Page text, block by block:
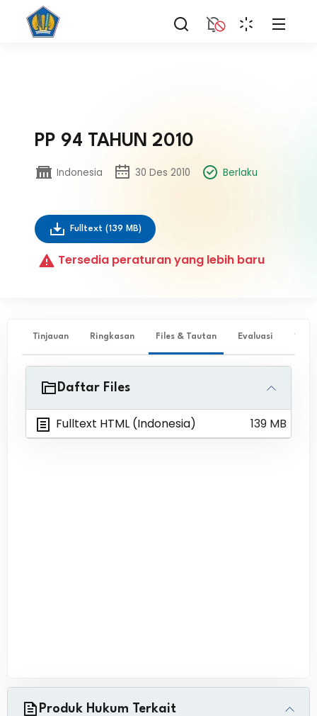
PP 94 TAHUN 2010
Indonesia 30 Des 2010 Berlaku
Fulltext (139 MB)
Tersedia peraturan yang lebih baru
Tinjauan Ringkasan Files & Tautan Evaluasi ✨
Daftar Files
Fulltext HTML (Indonesia) 139 MB
Produk Hukum Terkait